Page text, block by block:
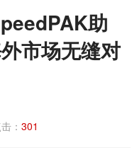
助
市场无缝对
： 301